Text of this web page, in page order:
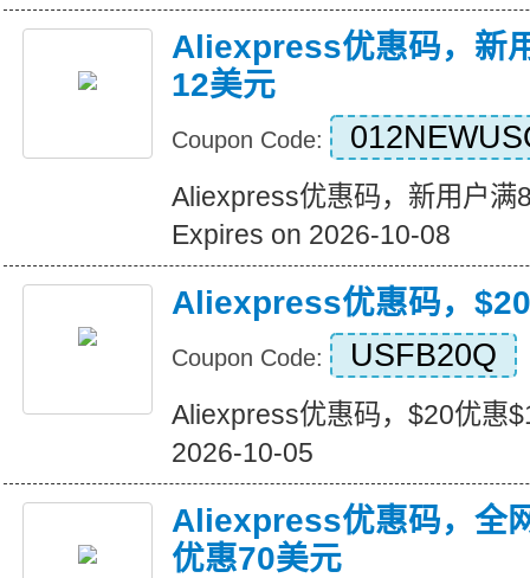
Aliexpress优惠码，新
12美元
Coupon Code:
Aliexpress优惠码，新用户满
Expires on 2026-10-08
Aliexpress优惠码，
Coupon Code: USFB20Q
Aliexpress优惠码，$20优惠
2026-10-05
Aliexpress优惠码，全
优惠70美元